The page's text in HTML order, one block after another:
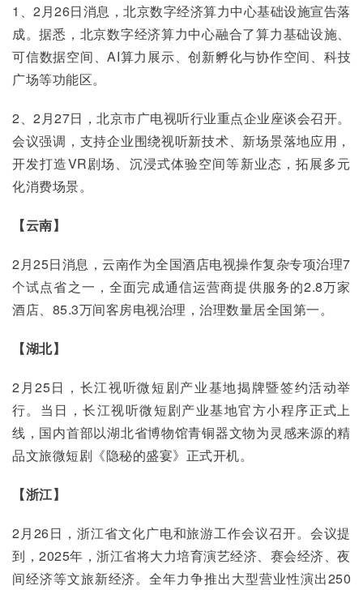
1、2月26日消息，北京数字经济算力中心基础设施宣告落
成。据悉，北京数字经济算力中心融合了算力基础设施、
可信数据空间、AI算力展示、创新孵化与协作空间、科技
广场等功能区。
2、2月27日，北京市广电视听行业重点企业座谈会召开。
会议强调，支持企业围绕视听新技术、新场景落地应用，
开发打造VR剧场、沉浸式体验空间等新业态，拓展多元
化消费场景。
【云南】
2月25日消息，云南作为全国酒店电视操作复杂专项治理7
个试点省之一，全面完成通信运营商提供服务的2.8万家
酒店、85.3万间客房电视治理，治理数量居全国第一。
【湖北】
2月25日，长江视听微短剧产业基地揭牌暨签约活动举
行。当日，长江视听微短剧产业基地官方小程序正式上
线，国内首部以湖北省博物馆青铜器文物为灵感来源的精
品文旅微短剧《隐秘的盛宴》正式开机。
【浙江】
2月26日，浙江省文化广电和旅游工作会议召开。会议提
到，2025年，浙江省将大力培育演艺经济、赛会经济、夜
间经济等文旅新经济。全年力争推出大型营业性演出250